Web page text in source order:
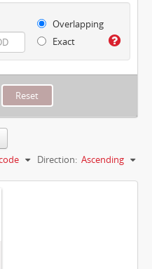
Overlapping
Exact
Direction: Ascending